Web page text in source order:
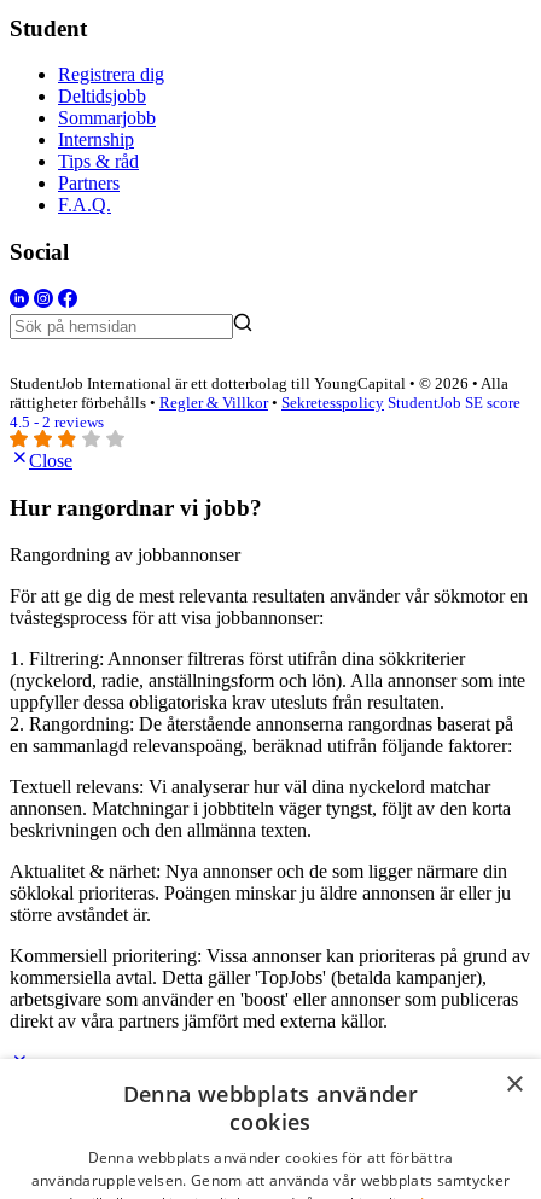
Student
Registrera dig
Deltidsjobb
Sommarjobb
Internship
Tips & råd
Partners
F.A.Q.
Social
StudentJob International är ett dotterbolag till YoungCapital • © 2026 • Alla
rättigheter förbehålls • Regler & Villkor• Sekretesspolicy StudentJob SE score
4.5 - 2 reviews
Close
Hur rangordnar vi jobb?
Rangordning av jobbannonser
För att ge dig de mest relevanta resultaten använder vår sökmotor en
tvåstegsprocess för att visa jobbannonser:
1. Filtrering: Annonser filtreras först utifrån dina sökkriterier
(nyckelord, radie, anställningsform och lön). Alla annonser som inte
uppfyller dessa obligatoriska krav utesluts från resultaten.
2. Rangordning: De återstående annonserna rangordnas baserat på
en sammanlagd relevanspoäng, beräknad utifrån följande faktorer:
Textuell relevans: Vi analyserar hur väl dina nyckelord matchar
annonsen. Matchningar i jobbtiteln väger tyngst, följt av den korta
beskrivningen och den allmänna texten.
Aktualitet & närhet: Nya annonser och de som ligger närmare din
söklokal prioriteras. Poängen minskar ju äldre annonsen är eller ju
större avståndet är.
Kommersiell prioritering: Vissa annonser kan prioriteras på grund av
kommersiella avtal. Detta gäller 'TopJobs' (betalda kampanjer),
arbetsgivare som använder en 'boost' eller annonser som publiceras
direkt av våra partners jämfört med externa källor.
Logga in som företag
×
Denna webbplats använder
cookies
Denna webbplats använder cookies för att förbättra
användarupplevelsen. Genom att använda vår webbplats samtycker